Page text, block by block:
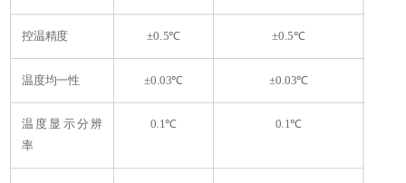
控温精度 ±0.5℃ ±0.5℃
温度均一性 ±0.03℃ ±0.03℃
温度显示分辨
率
0.1℃ 0.1℃